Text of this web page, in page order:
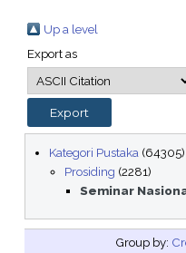
Up a level
Export as
Kategori Pustaka (64305)
Prosiding (2281)
Seminar
Group by: